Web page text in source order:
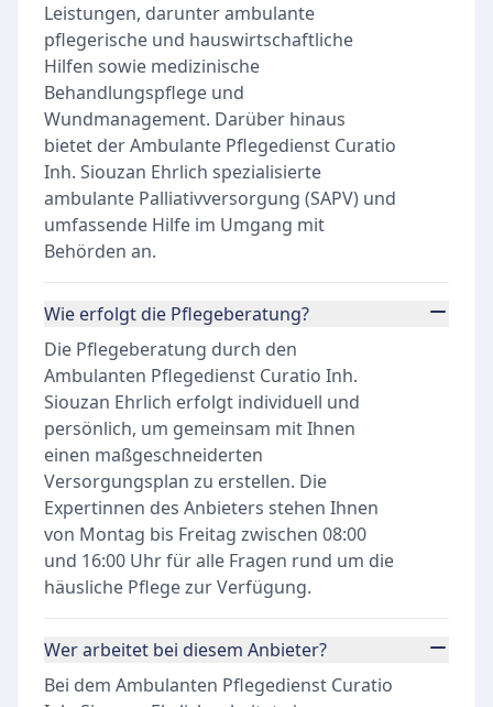
Leistungen, darunter ambulante
pflegerische und hauswirtschaftliche
Hilfen sowie medizinische
Behandlungspflege und
Wundmanagement. Darüber hinaus
bietet der Ambulante Pflegedienst Curatio
Inh. Siouzan Ehrlich spezialisierte
ambulante Palliativversorgung (SAPV) und
umfassende Hilfe im Umgang mit
Behörden an.
Wie erfolgt die Pflegeberatung?
Die Pflegeberatung durch den
Ambulanten Pflegedienst Curatio Inh.
Siouzan Ehrlich erfolgt individuell und
persönlich, um gemeinsam mit Ihnen
einen maßgeschneiderten
Versorgungsplan zu erstellen. Die
Expertinnen des Anbieters stehen Ihnen
von Montag bis Freitag zwischen 08:00
und 16:00 Uhr für alle Fragen rund um die
häusliche Pflege zur Verfügung.
Wer arbeitet bei diesem Anbieter?
Bei dem Ambulanten Pflegedienst Curatio